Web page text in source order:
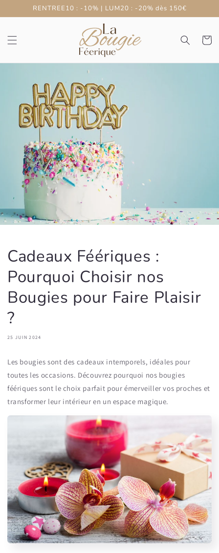
passer
au
RENTREE10 : -10% | LUM20 : -20% dès 150€
Panier
Cadeaux Féériques :
Pourquoi Choisir nos
Bougies pour Faire Plaisir
?
25 JUIN 2024
Les bougies sont des cadeaux intemporels, idéales pour
toutes les occasions. Découvrez pourquoi nos bougies
féériques sont le choix parfait pour émerveiller vos proches et
transformer leur intérieur en un espace magique.